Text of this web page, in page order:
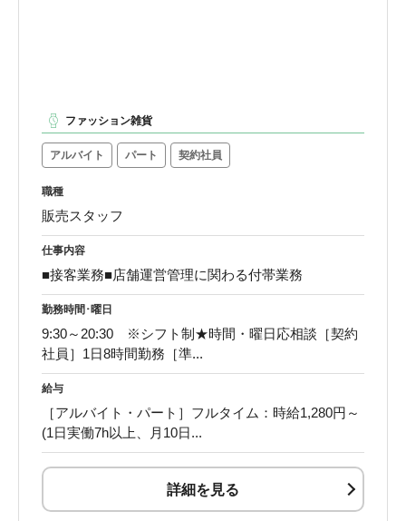
ファッション雑貨
アルバイト パート 契約社員
職種
販売スタッフ
仕事内容
■接客業務■店舗運営管理に関わる付帯業務
勤務時間･曜日
9:30～20:30 ※シフト制★時間・曜日応相談［契約
社員］1日8時間勤務［準...
給与
［アルバイト・パート］フルタイム：時給1,280円～
(1日実働7h以上、月10日...
詳細を見る